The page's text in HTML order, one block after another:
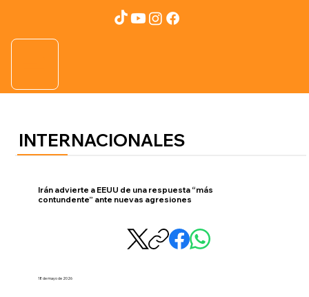
INTERNACIONALES
Irán advierte a EEUU de una respuesta “más
contundente” ante nuevas agresiones
18 de mayo de 2026